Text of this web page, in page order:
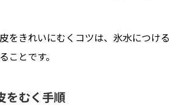
をきれいにむくコツは、氷水につける
ことです。
をむく手順